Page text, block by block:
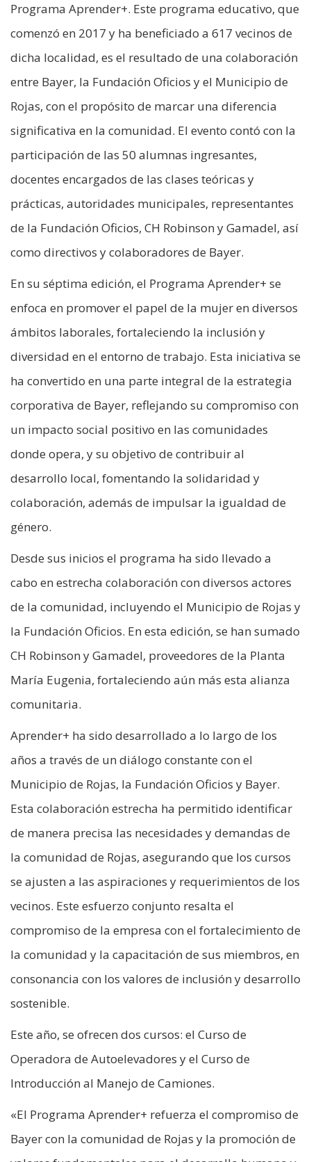
Programa Aprender+. Este programa educativo, que
comenzó en 2017 y ha beneficiado a 617 vecinos de
dicha localidad, es el resultado de una colaboración
entre Bayer, la Fundación Oficios y el Municipio de
Rojas, con el propósito de marcar una diferencia
significativa en la comunidad. El evento contó con la
participación de las 50 alumnas ingresantes,
docentes encargados de las clases teóricas y
prácticas, autoridades municipales, representantes
de la Fundación Oficios, CH Robinson y Gamadel, así
como directivos y colaboradores de Bayer.
En su séptima edición, el Programa Aprender+ se
enfoca en promover el papel de la mujer en diversos
ámbitos laborales, fortaleciendo la inclusión y
diversidad en el entorno de trabajo. Esta iniciativa se
ha convertido en una parte integral de la estrategia
corporativa de Bayer, reflejando su compromiso con
un impacto social positivo en las comunidades
donde opera, y su objetivo de contribuir al
desarrollo local, fomentando la solidaridad y
colaboración, además de impulsar la igualdad de
género.
Desde sus inicios el programa ha sido llevado a
cabo en estrecha colaboración con diversos actores
de la comunidad, incluyendo el Municipio de Rojas y
la Fundación Oficios. En esta edición, se han sumado
CH Robinson y Gamadel, proveedores de la Planta
María Eugenia, fortaleciendo aún más esta alianza
comunitaria.
Aprender+ ha sido desarrollado a lo largo de los
años a través de un diálogo constante con el
Municipio de Rojas, la Fundación Oficios y Bayer.
Esta colaboración estrecha ha permitido identificar
de manera precisa las necesidades y demandas de
la comunidad de Rojas, asegurando que los cursos
se ajusten a las aspiraciones y requerimientos de los
vecinos. Este esfuerzo conjunto resalta el
compromiso de la empresa con el fortalecimiento de
la comunidad y la capacitación de sus miembros, en
consonancia con los valores de inclusión y desarrollo
sostenible.
Este año, se ofrecen dos cursos: el Curso de
Operadora de Autoelevadores y el Curso de
Introducción al Manejo de Camiones.
«El Programa Aprender+ refuerza el compromiso de
Bayer con la comunidad de Rojas y la promoción de